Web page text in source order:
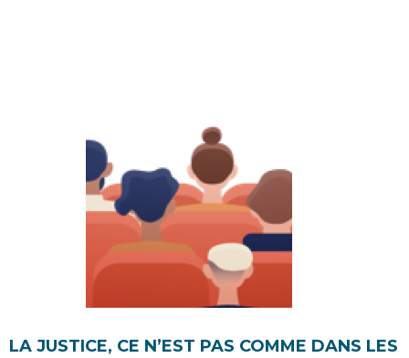
LA JUSTICE, CE N’EST PAS COMME DANS LES